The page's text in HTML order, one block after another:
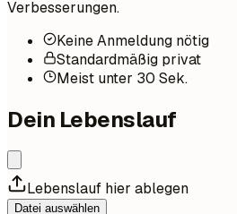
Verbesserungen.
Keine Anmeldung nötig
Standardmäßig privat
Meist unter 30 Sek.
Dein Lebenslauf
Lebenslauf hier ablegen
Datei auswählen